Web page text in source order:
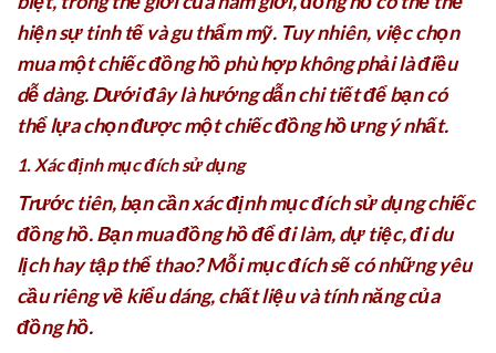
hiện sự tinh tế và gu thẩm mỹ. Tuy nhiên, việc chọn
mua một chiếc đồng hồ phù hợp không phải là điều
dễ dàng. Dưới đây là hướng dẫn chi tiết để bạn có
thể lựa chọn được một chiếc đồng hồ ưng ý nhất.
1. Xác định mục đích sử dụng
Trước tiên, bạn cần xác định mục đích sử dụng chiếc
đồng hồ. Bạn mua đồng hồ để đi làm, dự tiệc, đi du
lịch hay tập thể thao? Mỗi mục đích sẽ có những yêu
cầu riêng về kiểu dáng, chất liệu và tính năng của
đồng hồ.